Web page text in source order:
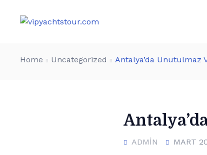
Home Uncategorized Antalya’da Unutulmaz
ADMIN MART